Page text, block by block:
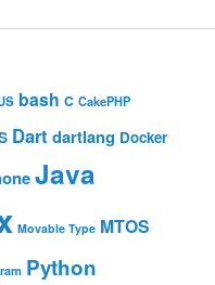
bash C CakePHP
Dart dartlang Docker
Java
Movable Type MTOS
Python